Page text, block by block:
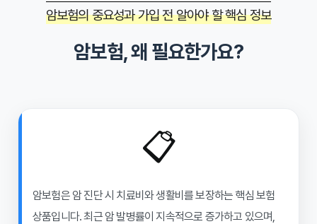
암보험의 중요성과 가입 전 알아야 할 핵심 정보
암보험, 왜 필요한가요?
📋
암보험은 암 진단 시 치료비와 생활비를 보장하는 핵심 보험
상품입니다. 최근 암 발병률이 지속적으로 증가하고 있으며,